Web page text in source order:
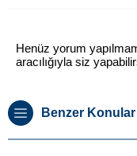
Henüz yorum
aracılığıyla siz
Benzer Konular